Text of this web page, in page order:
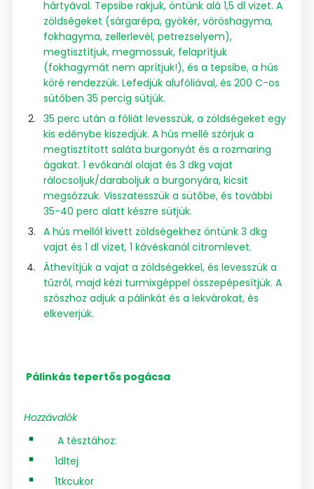
hártyával. Tepsibe rakjuk, öntünk alá 1,5 dl vizet. A
zöldségeket (sárgarépa, gyökér, vöröshagyma,
fokhagyma, zellerlevél, petrezselyem),
megtisztítjuk, megmossuk, felaprítjuk
(fokhagymát nem aprítjuk!), és a tepsibe, a hús
köré rendezzük. Lefedjük alufóliával, és 200 C-os
sütőben 35 percig sütjük.
35 perc után a fóliát levesszük, a zöldségeket egy
kis edénybe kiszedjük. A hús mellé szórjuk a
megtisztított saláta burgonyát és a rozmaring
ágakat. 1 evőkanál olajat és 3 dkg vajat
rálocsoljuk/daraboljuk a burgonyára, kicsit
megsózzuk. Visszatesszük a sütőbe, és további
35-40 perc alatt készre sütjük.
A hús mellől kivett zöldségekhez öntünk 3 dkg
vajat és 1 dl vizet, 1 kávéskanál citromlevet.
Áthevítjük a vajat a zöldségekkel, és levesszük a
tűzről, majd kézi turmixgéppel összepépesítjük. A
szószhoz adjuk a pálinkát és a lekvárokat, és
elkeverjük.
Pálinkás tepertős pogácsa
Hozzávalók
A tésztához:
1dltej
1tkcukor